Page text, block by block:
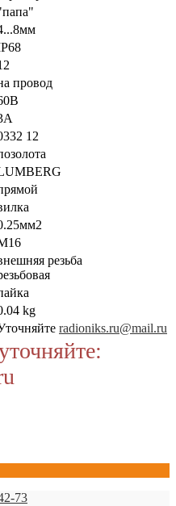
провод
12
резьба
kg
radioniks.ru@mail.ru
73